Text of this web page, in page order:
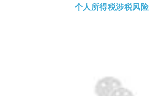
个人所得税涉税风险